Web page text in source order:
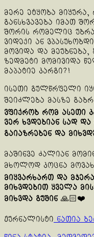
მერე ეტყობა
განსხვავება იმათ
შორის რომელიც
ვიდექი ან
მოვიდა და მეუბნება,
ზედმეტი მომივიდა
მაპატიე კარგი?!
ისეთი გულწრფელი
შეიძლება მასზე
ვფიქრობ რომ ასეთი
ვერ ხვდებიან სად და
გაიაზრებენ და
მაშინვე ძალიან
მხოლოდ კოცნა
მიყვარხართ და
მიხვდებით ყველა
მიხვდა გუშინ 🙏🏻❤️
ჟურნალისტი ნათია